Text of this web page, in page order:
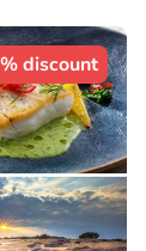
discount